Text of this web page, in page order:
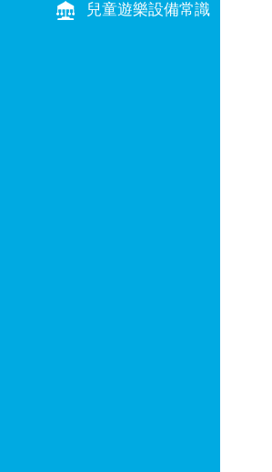
兒童遊樂設備常識